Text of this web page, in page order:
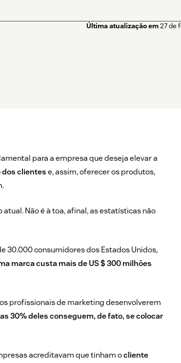
Última atualização em27 de
para a empresa que deseja elevar a
clientese, assim, oferecer os produtos,
Não é à toa, afinal, as estatísticas não
30.000 consumidores dos Estados Unidos,
marca custa mais de US $ 300 milhões
profissionais de marketing desenvolverem
30% deles conseguem, de fato, se colocar
acreditavam que tinham ocliente